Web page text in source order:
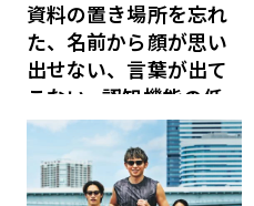
資料の置き場所を忘れ
た、名前から顔が思い
出せない、言葉が出て
こない…認知機能の低
下を救う、脳のインナ
ーケアとは